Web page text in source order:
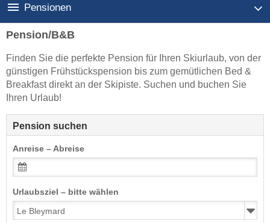
Pensionen
Pension/B&B
Finden Sie die perfekte Pension für Ihren Skiurlaub, von der
günstigen Frühstückspension bis zum gemütlichen Bed &
Breakfast direkt an der Skipiste. Suchen und buchen Sie
Ihren Urlaub!
Pension suchen
Anreise – Abreise
Urlaubsziel – bitte wählen